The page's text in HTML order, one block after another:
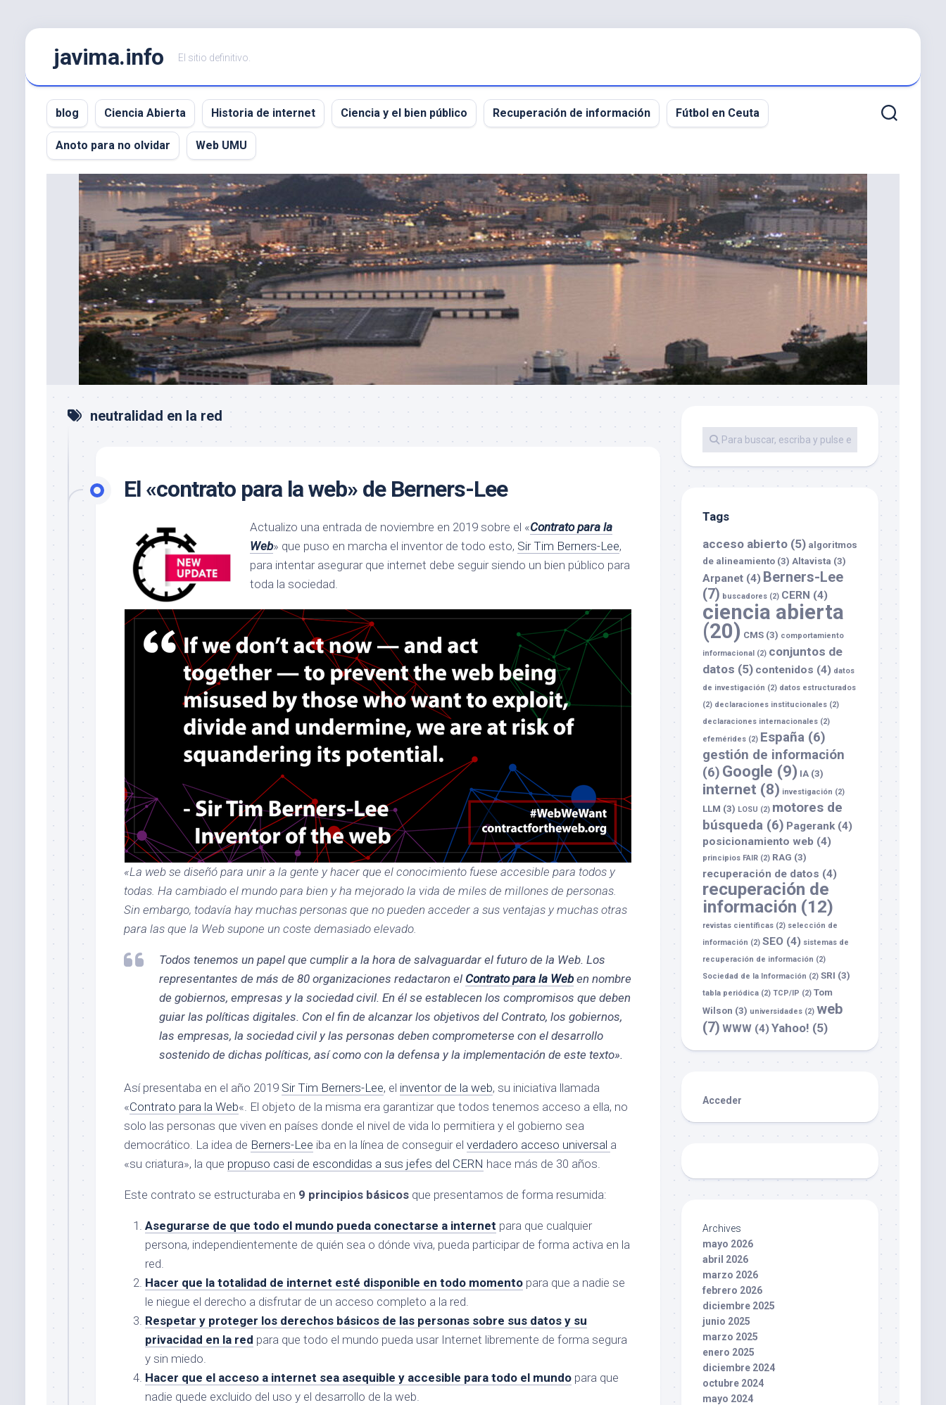
Saltar
javima.info El sitio definitivo.
blog Ciencia Abierta Historia de internet Ciencia y el bien público Recuperación de información Fútbol en Ceuta
Anoto para no olvidar Web UMU
neutralidad en la red
El «contrato para la web» de Berners-Lee
Actualizo una entrada de noviembre en 2019 sobre el «Contrato para la
Web» que puso en marcha el inventor de todo esto, Sir Tim Berners-Lee,
para intentar asegurar que internet debe seguir siendo un bien público para
toda la sociedad.
«La web se diseñó para unir a la gente y hacer que el conocimiento fuese accesible para todos y
todas. Ha cambiado el mundo para bien y ha mejorado la vida de miles de millones de personas.
Sin embargo, todavía hay muchas personas que no pueden acceder a sus ventajas y muchas otras
para las que la Web supone un coste demasiado elevado.
Todos tenemos un papel que cumplir a la hora de salvaguardar el futuro de la Web. Los
representantes de más de 80 organizaciones redactaron el Contrato para la Weben nombre
de gobiernos, empresas y la sociedad civil. En él se establecen los compromisos que deben
guiar las políticas digitales. Con el fin de alcanzar los objetivos del Contrato, los gobiernos,
las empresas, la sociedad civil y las personas deben comprometerse con el desarrollo
sostenido de dichas políticas, así como con la defensa y la implementación de este texto».
Así presentaba en el año 2019 Sir Tim Berners-Lee, el inventor de la web, su iniciativa llamada
«Contrato para la Web«. El objeto de la misma era garantizar que todos tenemos acceso a ella, no
solo las personas que viven en países donde el nivel de vida lo permitiera y el gobierno sea
democrático. La idea de Berners-Lee iba en la línea de conseguir el verdadero acceso universal a
«su criatura», la que propuso casi de escondidas a sus jefes del CERN hace más de 30 años.
Este contrato se estructuraba en 9 principios básicos que presentamos de forma resumida:
Asegurarse de que todo el mundo pueda conectarse a internet para que cualquier
persona, independientemente de quién sea o dónde viva, pueda participar de forma activa en la
red.
Hacer que la totalidad de internet esté disponible en todo momento para que a nadie se
le niegue el derecho a disfrutar de un acceso completo a la red.
Respetar y proteger los derechos básicos de las personas sobre sus datos y su
privacidad en la red para que todo el mundo pueda usar Internet libremente de forma segura
y sin miedo.
Hacer que el acceso a internet sea asequible y accesible para todo el mundo para que
nadie quede excluido del uso y el desarrollo de la web.
Tags
acceso abierto (5) algoritmos
de alineamiento (3) Altavista (3)
Arpanet (4) Berners-Lee
(7) buscadores (2) CERN (4)
ciencia abierta
(20) CMS (3) comportamiento
informacional (2) conjuntos de
datos (5) contenidos (4) datos
de investigación (2) datos estructurados
(2) declaraciones institucionales (2)
declaraciones internacionales (2)
efemérides (2) España (6)
gestión de información
(6) Google (9) IA (3)
internet (8) investigación (2)
LLM (3) LOSU (2) motores de
búsqueda (6) Pagerank(4)
posicionamiento web (4)
principios FAIR (2) RAG (3)
recuperación de datos (4)
recuperación de
información (12)
revistas científicas (2) selección de
información (2) SEO (4) sistemas de
recuperación de información (2)
Sociedad de la Información (2) SRI (3)
tabla periódica (2) TCP/IP (2) Tom
Wilson (3) universidades (2) web
(7) WWW (4)Yahoo! (5)
Acceder
Archives
mayo 2026
abril 2026
marzo 2026
febrero 2026
diciembre 2025
junio 2025
marzo 2025
enero 2025
diciembre 2024
octubre 2024
mayo 2024